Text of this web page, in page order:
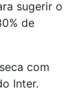
sugerir o
de
com
Inter.